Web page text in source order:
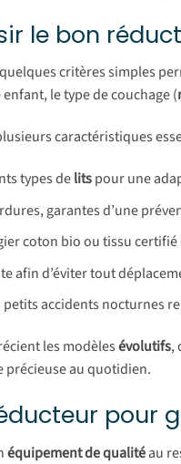
le bon
critères simples
le type de couchage (
caractéristiques
types delitspour une
garantes d’une
coton bio ou tissu certifié
afin d’éviter tout
petits accidents nocturnes
les modèlesévolutifs,
précieuse au quotidien.
pour
équipement de qualitéau